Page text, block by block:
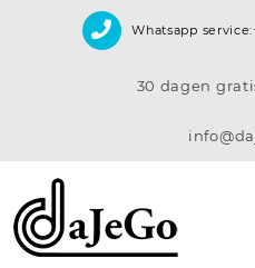
Whatsapp service:
30 dagen